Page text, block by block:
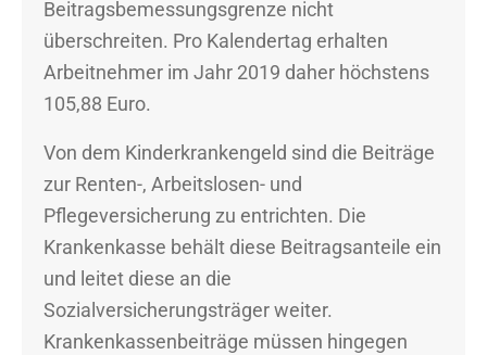
Beitragsbemessungsgrenze nicht
überschreiten. Pro Kalendertag erhalten
Arbeitnehmer im Jahr 2019 daher höchstens
105,88 Euro.
Von dem Kinderkrankengeld sind die Beiträge
zur Renten-, Arbeitslosen- und
Pflegeversicherung zu entrichten. Die
Krankenkasse behält diese Beitragsanteile ein
und leitet diese an die
Sozialversicherungsträger weiter.
Krankenkassenbeiträge müssen hingegen